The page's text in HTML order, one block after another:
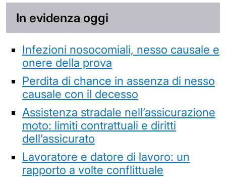
In evidenza oggi
Infezioni nosocomiali, nesso causale e
onere della prova
Perdita di chance in assenza di nesso
causale con il decesso
Assistenza stradale nell’assicurazione
moto: limiti contrattuali e diritti
dell’assicurato
Lavoratore e datore di lavoro: un
rapporto a volte conflittuale